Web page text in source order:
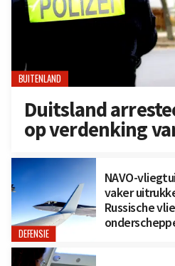
BUITENLAND
Duitsland
op verdenking
DEFENSIE
NAVO-
vaker
Russische